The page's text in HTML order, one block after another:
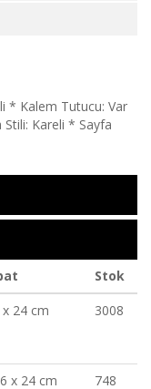
* Kalem Tutucu: Var
Kareli * Sayfa
Stok
x 24 cm 3008
x 24 cm 748